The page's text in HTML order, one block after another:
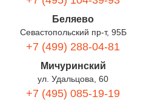
Беляево
Севастопольский пр-т, 95Б
+7 (499) 288-04-81
Мичуринский
ул. Удальцова, 60
+7 (495) 085-19-19